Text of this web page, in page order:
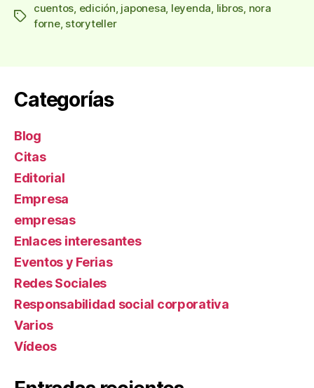
Etiquetas
cuentos edición japonesa leyenda libros nora
forne, storyteller
Categorías
Blog
Citas
Editorial
Empresa
empresas
Enlaces interesantes
Eventos y Ferias
Redes Sociales
Responsabilidad social corporativa
Varios
Ví­deos